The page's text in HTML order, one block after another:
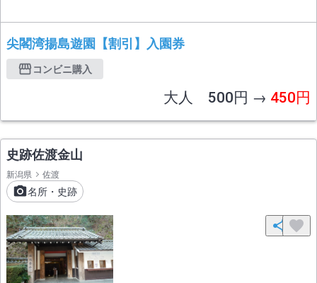
尖閣湾揚島遊園【割引】入園券
コンビニ購入
大人 500円 → 450円
史跡佐渡金山
新潟県 佐渡
名所・史跡